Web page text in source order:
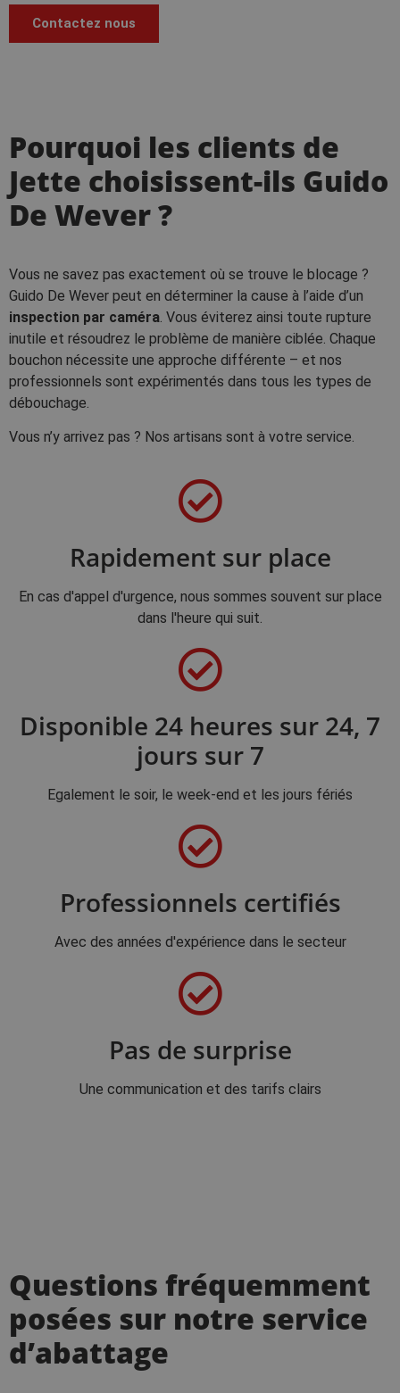
Contactez nous
Pourquoi les clients de
Jette choisissent-ils Guido
De Wever ?
Vous ne savez pas exactement où se trouve le blocage ?
Guido De Wever peut en déterminer la cause à l’aide d’un
inspection par caméra . Vous éviterez ainsi toute rupture
inutile et résoudrez le problème de manière ciblée. Chaque
bouchon nécessite une approche différente – et nos
professionnels sont expérimentés dans tous les types de
débouchage.
Vous n’y arrivez pas ? Nos artisans sont à votre service.
Rapidement sur place
En cas d'appel d'urgence, nous sommes souvent sur place
dans l'heure qui suit.
Disponible 24 heures sur 24, 7
jours sur 7
Egalement le soir, le week-end et les jours fériés
Professionnels certifiés
Avec des années d'expérience dans le secteur
Pas de surprise
Une communication et des tarifs clairs
Questions fréquemment
posées sur notre service
d’abattage